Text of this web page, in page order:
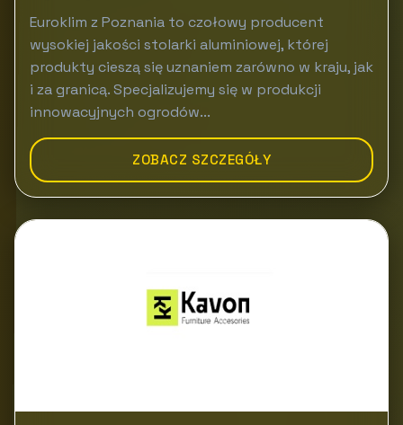
Euroklim z Poznania to czołowy producent
wysokiej jakości stolarki aluminiowej, której
produkty cieszą się uznaniem zarówno w kraju, jak
i za granicą. Specjalizujemy się w produkcji
innowacyjnych ogrodów...
ZOBACZ SZCZEGÓŁY